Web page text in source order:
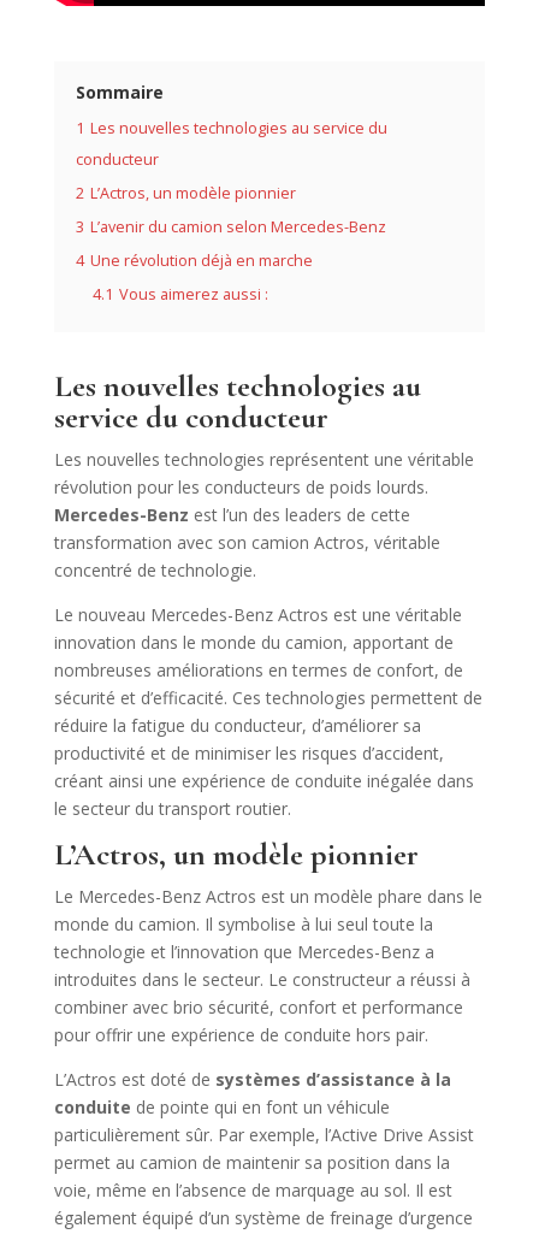
Sommaire
1 Les nouvelles technologies au service du
conducteur
2 L’Actros, un modèle pionnier
3 L’avenir du camion selon Mercedes-Benz
4 Une révolution déjà en marche
4.1 Vous aimerez aussi :
Les nouvelles technologies au
service du conducteur
Les nouvelles technologies représentent une véritable
révolution pour les conducteurs de poids lourds.
Mercedes-Benz est l’un des leaders de cette
transformation avec son camion Actros, véritable
concentré de technologie.
Le nouveau Mercedes-Benz Actros est une véritable
innovation dans le monde du camion, apportant de
nombreuses améliorations en termes de confort, de
sécurité et d’efficacité. Ces technologies permettent de
réduire la fatigue du conducteur, d’améliorer sa
productivité et de minimiser les risques d’accident,
créant ainsi une expérience de conduite inégalée dans
le secteur du transport routier.
L’Actros, un modèle pionnier
Le Mercedes-Benz Actros est un modèle phare dans le
monde du camion. Il symbolise à lui seul toute la
technologie et l’innovation que Mercedes-Benz a
introduites dans le secteur. Le constructeur a réussi à
combiner avec brio sécurité, confort et performance
pour offrir une expérience de conduite hors pair.
L’Actros est doté de systèmes d’assistance à la
conduite de pointe qui en font un véhicule
particulièrement sûr. Par exemple, l’Active Drive Assist
permet au camion de maintenir sa position dans la
voie, même en l’absence de marquage au sol. Il est
également équipé d’un système de freinage d’urgence